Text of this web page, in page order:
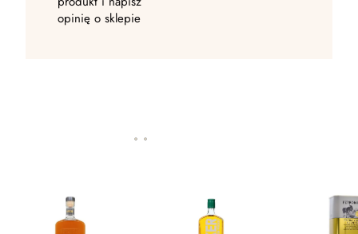
opinię o sklepie